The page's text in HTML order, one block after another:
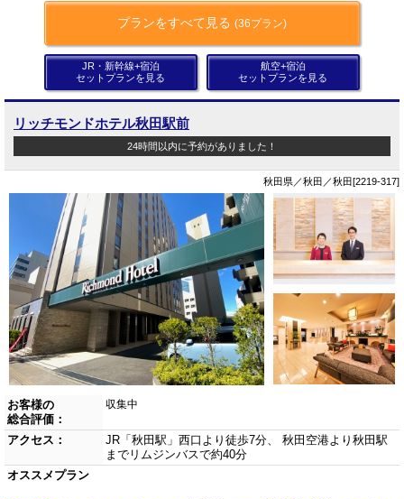
プランをすべて見る (36プラン)
JR・新幹線+宿泊
セットプランを見る
航空+宿泊
セットプランを見る
リッチモンドホテル秋田駅前
24時間以内に予約がありました！
秋田県／秋田／秋田[2219-317]
お客様の
総合評価：
収集中
アクセス：
JR「秋田駅」西口より徒歩7分、 秋田空港より秋田駅
までリムジンバスで約40分
オススメプラン